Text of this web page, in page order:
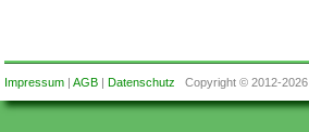
Impressum| AGB| Datenschutz Copyright © 2012-2026